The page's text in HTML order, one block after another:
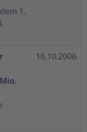
1.
16.10.2006